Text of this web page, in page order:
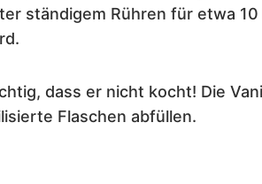
ständigem Rühren für etwa
dass er nicht kocht! Die
Flaschen abfüllen.